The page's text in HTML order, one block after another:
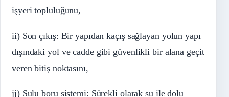
işyeri topluluğunu,
ii) Son çıkış: Bir yapıdan kaçış sağlayan yolun yapı
dışındaki yol ve cadde gibi güvenlikli bir alana geçit
veren bitiş noktasını,
jj) Sulu boru sistemi: Sürekli olarak su ile dolu